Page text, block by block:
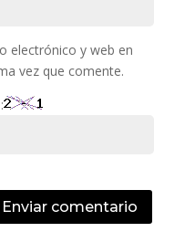
electrónico y web en
vez que comente.
Enviar comentario